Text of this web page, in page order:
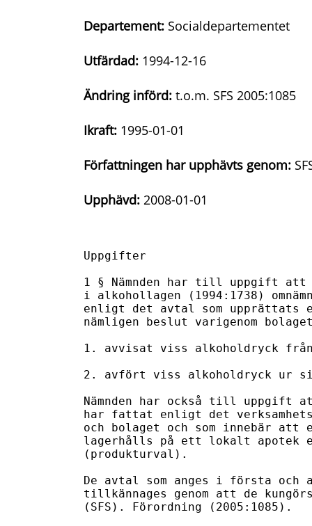
Departement: Socialdepartementet
Utfärdad: 1994-12-16
Ändring införd: t.o.m. SFS 2005:1085
Ikraft: 1995-01-01
Författningen har upphävts genom:
Upphävd: 2008-01-01
Uppgifter
1 § Nämnden har till uppgift att
i alkohollagen (1994:1738)
enligt det avtal som upprättats
nämligen beslut varigenom
1. avvisat viss alkoholdryck
2. avfört viss alkoholdryck ur
Nämnden har också till uppgift
har fattat enligt det
och bolaget och som innebär
lagerhålls på ett lokalt apotek
(produkturval).
De avtal som anges i första och
tillkännages genom att de
(SFS). Förordning (2005:1085).